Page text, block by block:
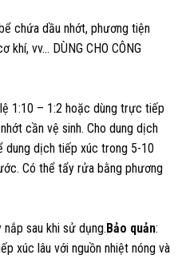
chứa dầu nhớt, phương tiện
khí, vv… DÙNG CHO CÔNG
1:10 – 1:2 hoặc dùng trực tiếp
cần vệ sinh. Cho dung dịch
dung dịch tiếp xúc trong 5-10
Có thể tẩy rửa bằng phương
sau khi sử dụng.Bảo quản:
xúc lâu với nguồn nhiệt nóng và